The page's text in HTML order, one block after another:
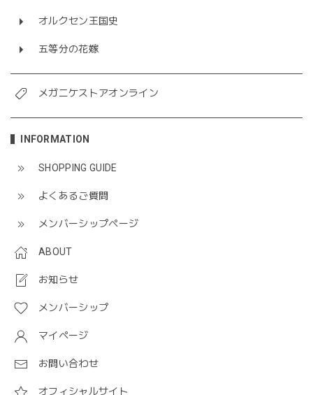
オルクセン王国史
五等分の花嫁
メガニケストアオンライン
INFORMATION
SHOPPING GUIDE
よくあるご質問
メンバーシップページ
ABOUT
お知らせ
メンバーシップ
マイページ
お問い合わせ
オフィシャルサイト